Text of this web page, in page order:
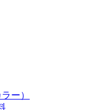
ー）